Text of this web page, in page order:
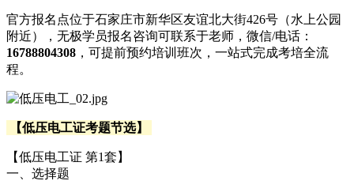
官方报名点位于石家庄市新华区友谊北大街426号（水上公园
附近），无极学员报名咨询可联系于老师，微信/电话：
16788804308 ，可提前预约培训班次，一站式完成考培全流
程。
【低压电工证考题节选】
【低压电工证 第1套】
一、选择题